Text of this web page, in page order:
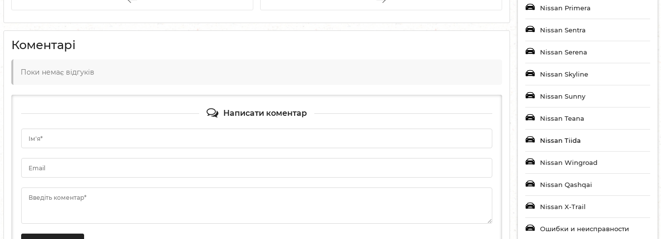
Nissan Primera
Nissan Sentra
Nissan Serena
Nissan Skyline
Nissan Sunny
Nissan Teana
Nissan Tiida
Nissan Wingroad
Nissan Qashqai
Nissan X-Trail
Ошибки и неисправности
Коментарі
Поки немає відгуків
Написати коментар
Ім'я*
Email
Введіть коментар*